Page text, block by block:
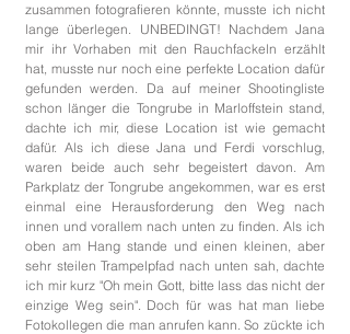
zusammen fotografieren könnte, musste ich nicht
lange überlegen. UNBEDINGT! Nachdem Jana
mir ihr Vorhaben mit den Rauchfackeln erzählt
hat, musste nur noch eine perfekte Location dafür
gefunden werden. Da auf meiner Shootingliste
schon länger die Tongrube in Marloffstein stand,
dachte ich mir, diese Location ist wie gemacht
dafür. Als ich diese Jana und Ferdi vorschlug,
waren beide auch sehr begeistert davon. Am
Parkplatz der Tongrube angekommen, war es erst
einmal eine Herausforderung den Weg nach
innen und vorallem nach unten zu finden. Als ich
oben am Hang stande und einen kleinen, aber
sehr steilen Trampelpfad nach unten sah, dachte
ich mir kurz "Oh mein Gott, bitte lass das nicht der
einzige Weg sein". Doch für was hat man liebe
Fotokollegen die man anrufen kann. So zückte ich